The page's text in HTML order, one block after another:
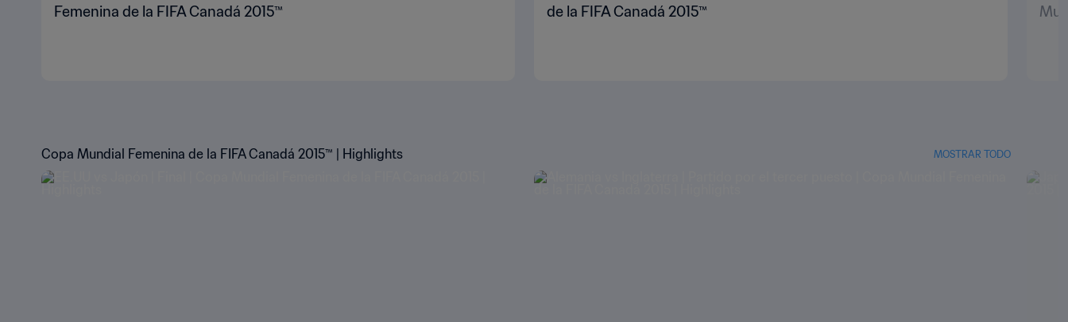
Femenina de la FIFA Canadá 2015™
de la FIFA Canadá 2015™
Copa Mundial Femenina de la FIFA Canadá 2015™ | Highlights MOSTRAR TODO